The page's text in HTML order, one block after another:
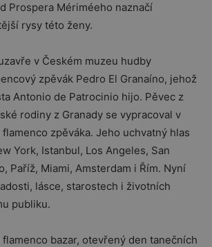
Prospera Mériméeho naznačí
rysy této ženy.
v Českém muzeu hudby
zpěvák Pedro El Granaíno, jehož
Antonio de Patrocinio hijo. Pěvec z
rodiny z Granady se vypracoval v
zpěváka. Jeho uchvatný hlas
York, Istanbul, Los Angeles, San
Paříž, Miami, Amsterdam i Řím. Nyní
lásce, starostech i životních
publiku.
bazar, otevřený den tanečních